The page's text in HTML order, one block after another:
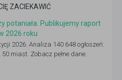
ZACIEKAWIĆ
potaniała. Publikujemy raport
2026 roku
2026. Analiza 140 648 ogłoszeń:
miast. Zobacz pełne dane.